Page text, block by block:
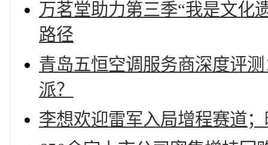
万茗堂助力第三季“我是文化
路径
青岛五恒空调服务商深度评
派？
李想欢迎雷军入局增程赛道